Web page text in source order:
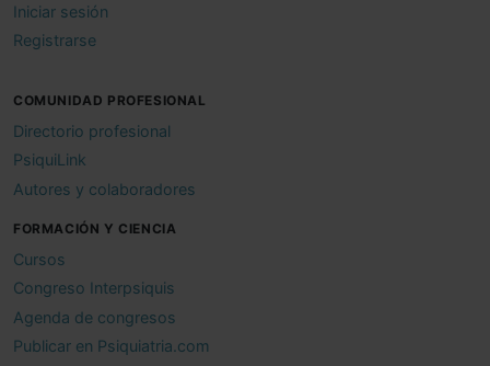
Iniciar sesión
Registrarse
COMUNIDAD PROFESIONAL
Directorio profesional
PsiquiLink
Autores y colaboradores
FORMACIÓN Y CIENCIA
Cursos
Congreso Interpsiquis
Agenda de congresos
Publicar en Psiquiatria.com